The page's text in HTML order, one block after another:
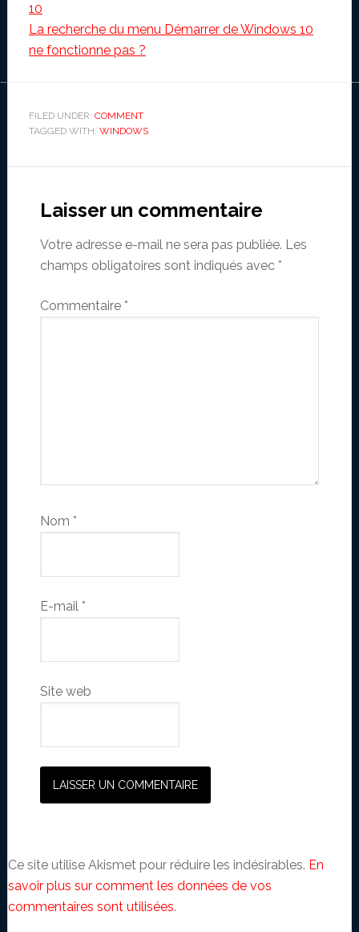
10
La recherche du menu Démarrer de Windows 10
ne fonctionne pas ?
FILED UNDER: COMMENT
TAGGED WITH: WINDOWS
Interactions
Laisser un commentaire
Votre adresse e-mail ne sera pas publiée. Les
champs obligatoires sont indiqués avec *
Commentaire *
Nom *
E-mail *
Site web
Ce site utilise Akismet pour réduire les indésirables. En
savoir plus sur comment les données de vos
commentaires sont utilisées.